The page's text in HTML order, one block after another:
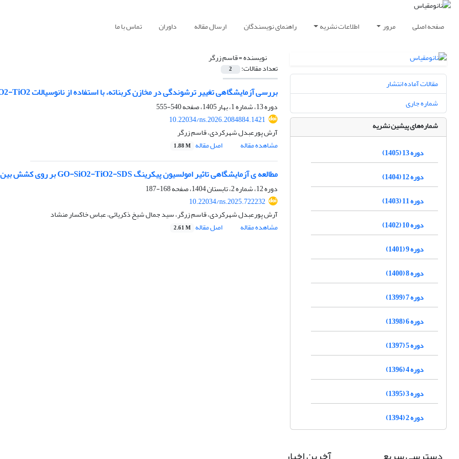
صفحه اصلی مرور اطلاعات نشریه راهنمای نویسندگان ارسال مقاله داوران تماس با ما
نویسنده =قاسم زرگر
تعداد مقالات: 2
بررسی آزمایشگاهی تغییر ترشوندگی در مخازن کربناته، با استفاده از نانوسیالات GO-SiO2-TiO2
دوره 13، شماره 1، بهار 1405، صفحه
540-555
10.22034/ns.2026.2084884.1421
آرش پورعبدل شهرکردی، قاسم زرگر
مشاهده مقاله
اصل مقاله 1.88 M
مطالعه ی آزمایشگاهی تاثیر امولسیون پیکرینگ GO-SiO2-TiO2-SDS بر روی کشش بین سطحی
دوره 12، شماره 2، تابستان 1404، صفحه
168-187
10.22034/ns.2025.722232
آرش پورعبدل شهرکردی، قاسم زرگر، سید جمال شیخ ذکریائی، عباس خاکسار منشاد
مشاهده مقاله
اصل مقاله 2.61 M
مقالات آماده انتشار
شماره جاری
شماره‌های پیشین نشریه
دوره 13 (1405)
دوره 12 (1404)
دوره 11 (1403)
دوره 10 (1402)
دوره 9 (1401)
دوره 8 (1400)
دوره 7 (1399)
دوره 6 (1398)
دوره 5 (1397)
دوره 4 (1396)
دوره 3 (1395)
دوره 2 (1394)